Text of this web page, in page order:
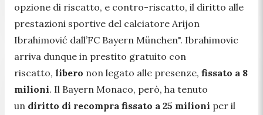
opzione di riscatto, e contro-riscatto, il diritto alle
prestazioni sportive del calciatore Arijon
Ibrahimović dall’FC Bayern München". Ibrahimovic
arriva dunque in prestito gratuito con
riscatto, libero non legato alle presenze, fissato a 8
milioni. Il Bayern Monaco, però, ha tenuto
un diritto di recompra fissato a 25 milioni per il